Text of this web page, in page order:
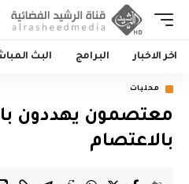
اخر الاخبار البرامج البث
محليات
معتصمون يهددون
بالاعتصام